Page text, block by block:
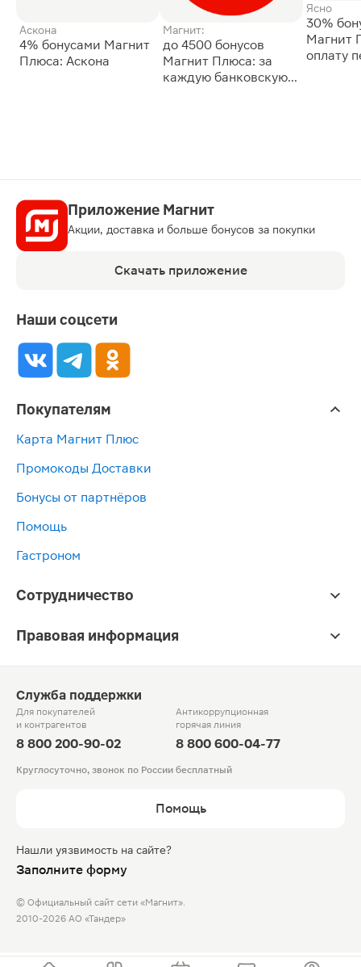
Аскона
4% бонусами Магнит
Плюса: Аскона
Магнит:
до 4500 бонусов
Магнит Плюса: за
каждую банковскую
Ясно
30%
Магнит
оплату
Приложение Магнит
Акции, доставка и больше бонусов за покупки
Скачать приложение
Наши соцсети
Покупателям
Карта Магнит Плюс
Промокоды Доставки
Бонусы от партнёров
Помощь
Гастроном
Сотрудничество
Правовая информация
Служба поддержки
Для покупателей
и контрагентов
8 800 200-90-02
Антикоррупционная
горячая линия
8 800 600-04-77
Круглосуточно, звонок по России бесплатный
Помощь
Нашли уязвимость на сайте?
Заполните форму
© Официальный сайт сети «Магнит».
2010-2026 АО «Тандер»